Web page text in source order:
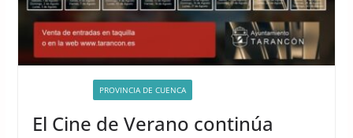
PROVINCIA DE CUENCA
El Cine de Verano continúa